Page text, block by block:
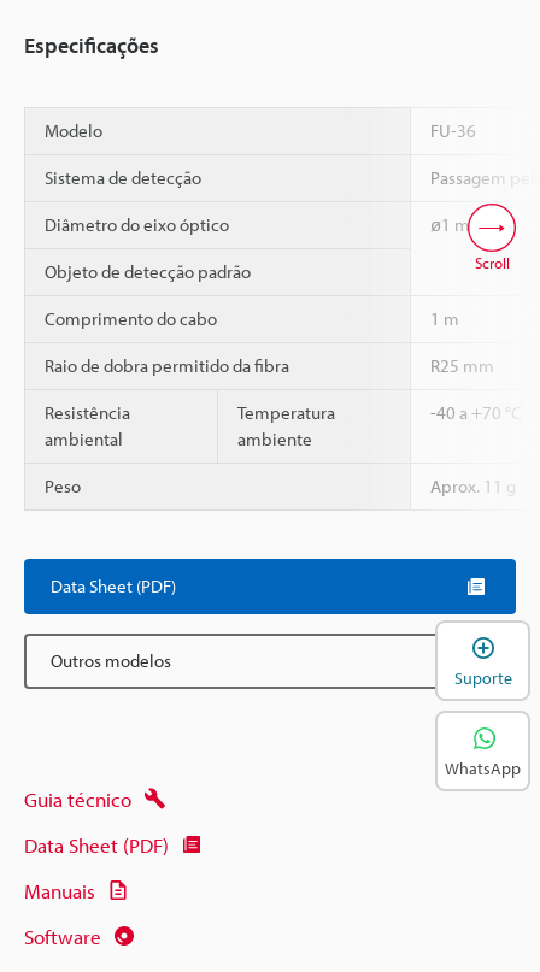
Especificações
Modelo FU-36
Sistema de detecção Passagem
Diâmetro do eixo óptico ø1 mm
Objeto de detecção padrão
Comprimento do cabo 1 m
Raio de dobra permitido da fibra R25 mm
Resistência
ambiental
Temperatura
ambiente
-40 a +70 °C
Peso Aprox. 11 g
Scroll
Data Sheet (PDF)
Outros modelos
Guia técnico
Data Sheet (PDF)
Manuais
Software
Suporte
WhatsApp